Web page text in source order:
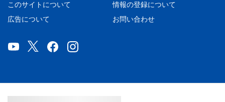
このサイトについて
情報の登録について
広告について
お問い合わせ